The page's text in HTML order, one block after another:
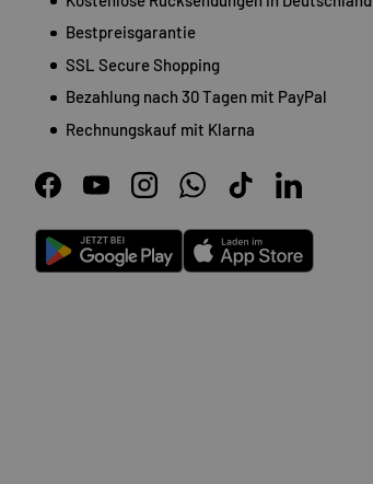
Bestpreisgarantie
SSL Secure Shopping
Bezahlung nach 30 Tagen mit PayPal
Rechnungskauf mit Klarna
FacebookYouTubeInstagramWhatsAppTikTokLinkedIn
Android App Store